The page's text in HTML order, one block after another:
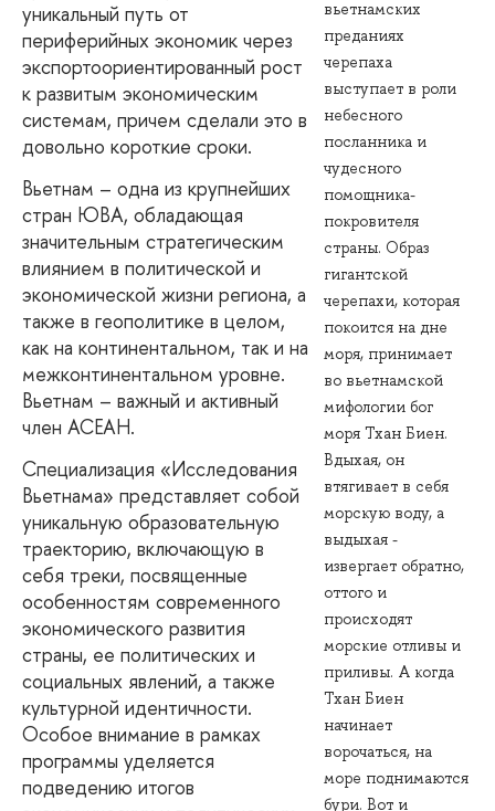
вьетнамских
преданиях
черепаха
выступает в роли
небесного
посланника и
чудесного
помощника-
покровителя
страны. Образ
гигантской
черепахи, которая
покоится на дне
моря, принимает
во вьетнамской
мифологии бог
моря Тхан Биен.
Вдыхая, он
втягивает в себя
морскую воду, а
выдыхая -
извергает обратно,
оттого и
происходят
морские отливы и
приливы. А когда
Тхан Биен
начинает
ворочаться, на
море поднимаются
бури. Вот и
уникальный путь от
периферийных экономик через
экспортоориентированный рост
к развитым экономическим
системам, причем сделали это в
довольно короткие сроки.
Вьетнам – одна из крупнейших
стран ЮВА, обладающая
значительным стратегическим
влиянием в политической и
экономической жизни региона, а
также в геополитике в целом,
как на континентальном, так и на
межконтинентальном уровне.
Вьетнам – важный и активный
член АСЕАН.
Специализация «Исследования
Вьетнама» представляет собой
уникальную образовательную
траекторию, включающую в
себя треки, посвященные
особенностям современного
экономического развития
страны, ее политических и
социальных явлений, а также
культурной идентичности.
Особое внимание в рамках
программы уделяется
подведению итогов